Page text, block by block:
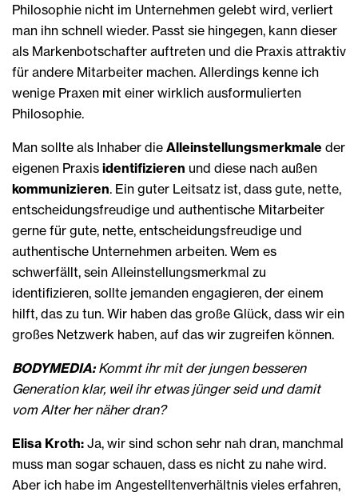
Philosophie nicht im Unternehmen gelebt wird, verliert
man ihn schnell wieder. Passt sie hingegen, kann dieser
als Markenbotschafter auftreten und die Praxis attraktiv
für andere Mitarbeiter machen. Allerdings kenne ich
wenige Praxen mit einer wirklich ausformulierten
Philosophie.
Man sollte als Inhaber die Alleinstellungsmerkmale der
eigenen Praxis identifizieren und diese nach außen
kommunizieren. Ein guter Leitsatz ist, dass gute, nette,
entscheidungsfreudige und authentische Mitarbeiter
gerne für gute, nette, entscheidungsfreudige und
authentische Unternehmen arbeiten. Wem es
schwerfällt, sein Alleinstellungsmerkmal zu
identifizieren, sollte jemanden engagieren, der einem
hilft, das zu tun. Wir haben das große Glück, dass wir ein
großes Netzwerk haben, auf das wir zugreifen können.
BODYMEDIA:Kommt ihr mit der jungen besseren
Generation klar, weil ihr etwas jünger seid und damit
vom Alter her näher dran?
Elisa Kroth: Ja, wir sind schon sehr nah dran, manchmal
muss man sogar schauen, dass es nicht zu nahe wird.
Aber ich habe im Angestelltenverhältnis vieles erfahren,